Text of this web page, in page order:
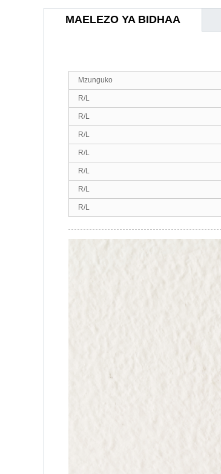
MAELEZO YA BIDHAA
Mzunguko
R/L
R/L
R/L
R/L
R/L
R/L
R/L